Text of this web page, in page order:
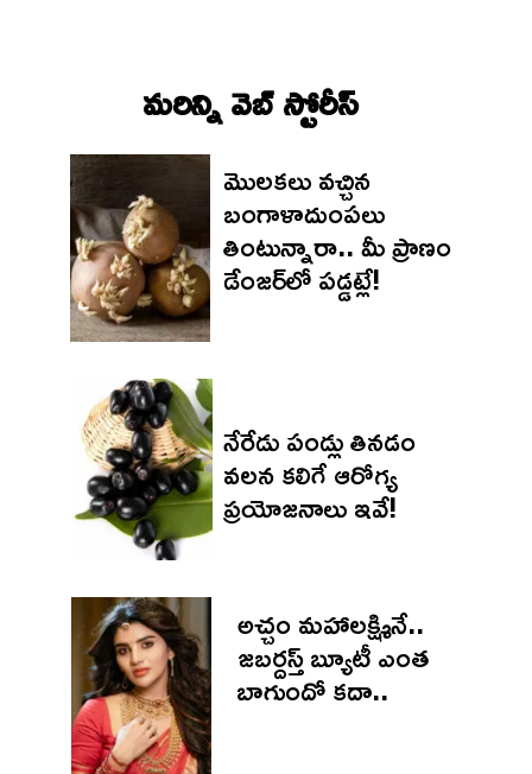
మరిన్ని వెబ్ స్టోరీస్‌
మొలకలు వచ్చిన
బంగాళాదుంపలు
తింటున్నారా.. మీ ప్రాణం
డేంజర్‌లో పడ్డట్లే!
నేరేడు పండ్లు తినడం
వలన కలిగే ఆరోగ్య
ప్రయోజనాలు ఇవే!
అచ్చం మహాలక్ష్మినే..
జబర్దస్త్ బ్యూటీ ఎంత
బాగుందో కదా..